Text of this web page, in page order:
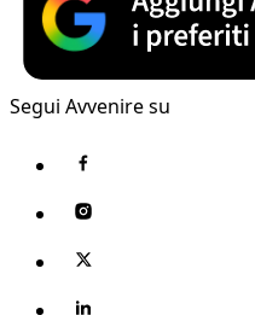
Segui Avvenire su